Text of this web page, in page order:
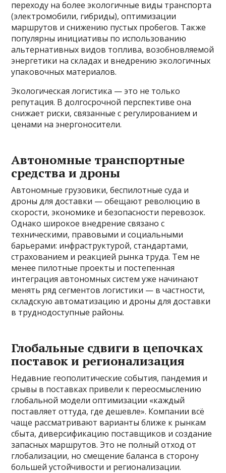
переходу на более экологичные виды транспорта
(электромобили, гибриды), оптимизации
маршрутов и снижению пустых пробегов. Также
популярны инициативы по использованию
альтернативных видов топлива, возобновляемой
энергетики на складах и внедрению экологичных
упаковочных материалов.
Экологическая логистика — это не только
репутация. В долгосрочной перспективе она
снижает риски, связанные с регулированием и
ценами на энергоносители.
Автономные транспортные
средства и дроны
Автономные грузовики, беспилотные суда и
дроны для доставки — обещают революцию в
скорости, экономике и безопасности перевозок.
Однако широкое внедрение связано с
техническими, правовыми и социальными
барьерами: инфраструктурой, стандартами,
страхованием и реакцией рынка труда. Тем не
менее пилотные проекты и постепенная
интеграция автономных систем уже начинают
менять ряд сегментов логистики — в частности,
складскую автоматизацию и дроны для доставки
в труднодоступные районы.
Глобальные сдвиги в цепочках
поставок и регионализация
Недавние геополитические события, пандемия и
срывы в поставках привели к переосмыслению
глобальной модели оптимизации «каждый
поставляет оттуда, где дешевле». Компании всё
чаще рассматривают варианты ближе к рынкам
сбыта, диверсификацию поставщиков и создание
запасных маршрутов. Это не полный отход от
глобализации, но смещение баланса в сторону
большей устойчивости и регионализации.